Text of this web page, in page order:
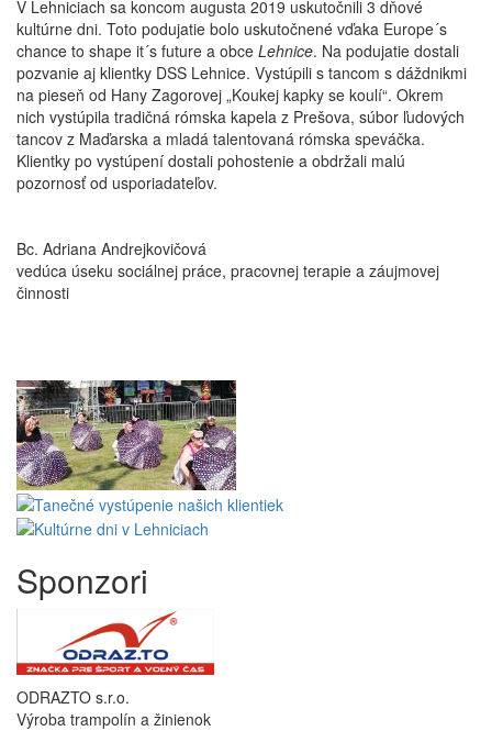
V Lehniciach sa koncom augusta 2019 uskutočnili 3 dňové
kultúrne dni. Toto podujatie bolo uskutočnené vďaka Europe´s
chance to shape it´s future a obce Lehnice. Na podujatie dostali
pozvanie aj klientky DSS Lehnice. Vystúpili s tancom s dáždnikmi
na pieseň od Hany Zagorovej „Koukej kapky se koulí“. Okrem
nich vystúpila tradičná rómska kapela z Prešova, súbor ľudových
tancov z Maďarska a mladá talentovaná rómska speváčka.
Klientky po vystúpení dostali pohostenie a obdržali malú
pozornosť od usporiadateľov.
Bc. Adriana Andrejkovičová
vedúca úseku sociálnej práce, pracovnej terapie a záujmovej
činnosti
Sponzori
ODRAZTO s.r.o.
Výroba trampolín a žinienok